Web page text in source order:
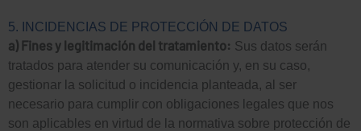
5. INCIDENCIAS DE PROTECCIÓN DE DATOS
a) Fines y legitimación del tratamiento: Sus datos serán
tratados para atender su comunicación y, en su caso,
gestionar la solicitud o incidencia planteada, al ser
necesario para cumplir con obligaciones legales que nos
son aplicables en virtud de la normativa sobre protección de